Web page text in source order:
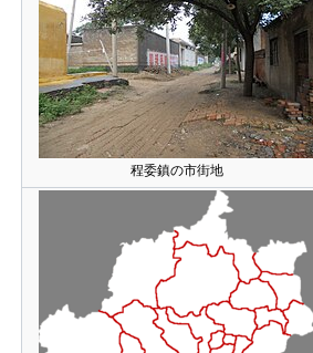
程委鎮の市街地